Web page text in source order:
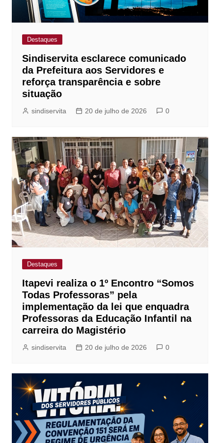
Destaques
Sindiservita esclarece comunicado
da Prefeitura aos Servidores e
reforça transparência e sobre
situação
sindiservita 20 de julho de 2026 0
Destaques
Itapevi realiza o 1º Encontro “Somos
Todas Professoras” pela
implementação da lei que enquadra
Professoras da Educação Infantil na
carreira do Magistério
sindiservita 20 de julho de 2026 0